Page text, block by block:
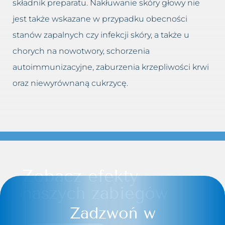
składnik preparatu. Nakłuwanie skóry głowy nie
jest także wskazane w przypadku obecności
stanów zapalnych czy infekcji skóry, a także u
chorych na nowotwory, schorzenia
autoimmunizacyjne, zaburzenia krzepliwości krwi
oraz niewyrównaną cukrzycę.
Zobacz efekty
Zadzwoń w